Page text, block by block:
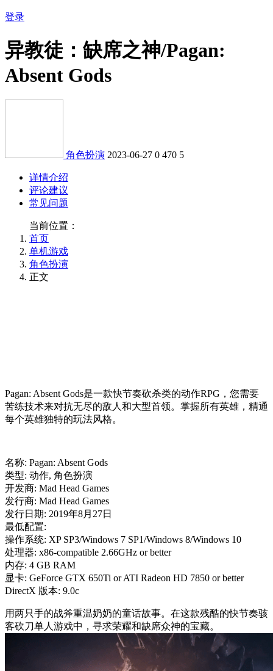
登录
异教徒：缺席之神/Pagan:
Absent Gods
角色扮演 2023-06-27 0 470 5
详情介绍
评论建议
常见问题
当前位置：
首页
单机游戏
角色扮演
正文
Pagan: Absent Gods是一款快节奏砍杀类的动作RPG，您需要
苦练技术来对抗无尽的敌人和大型首领。掌握所有英雄，精通
每个英雄独特的玩法风格。
名称: Pagan: Absent Gods
类型: 动作, 角色扮演
开发商: Mad Head Games
发行商: Mad Head Games
发行日期: 2019年8月27日
最低配置:
操作系统: XP SP3/Windows 7 SP1/Windows 8/Windows 10
处理器: x86-compatible 2.66GHz or better
内存: 4 GB RAM
显卡: GeForce GTX 650Ti or ATI Radeon HD 7850 or better
DirectX 版本: 9.0c
用两只手的战斧重温奶奶的童话故事。在这款残酷的快节奏骇
客砍刀单人游戏中，寻求荣耀和缺席众神的宝藏。